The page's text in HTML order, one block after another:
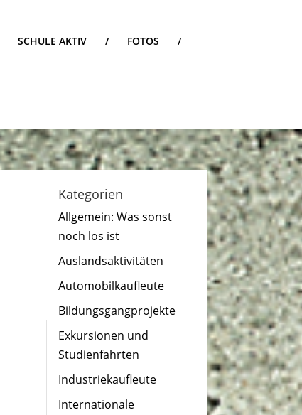
SCHULE AKTIV / FOTOS /
Kategorien
Allgemein: Was sonst
noch los ist
Auslandsaktivitäten
Automobilkaufleute
Bildungsgangprojekte
Exkursionen und
Studienfahrten
Industriekaufleute
Internationale